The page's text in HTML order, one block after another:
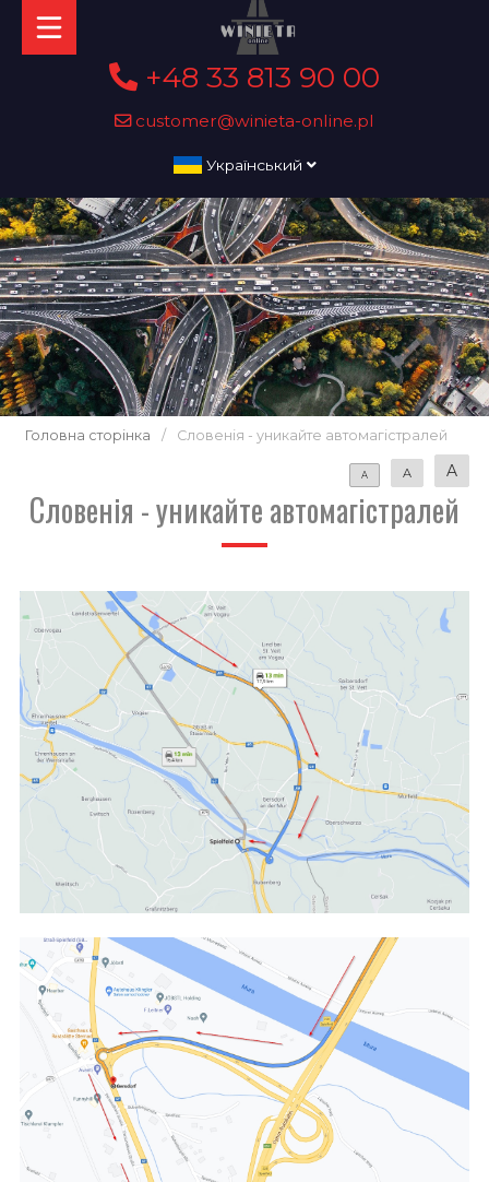
+48 33 813 90 00
customer@winieta-online.pl
Український
Головна сторінка / Словенія - уникайте автомагістралей
A A A
Словенія - уникайте автомагістралей